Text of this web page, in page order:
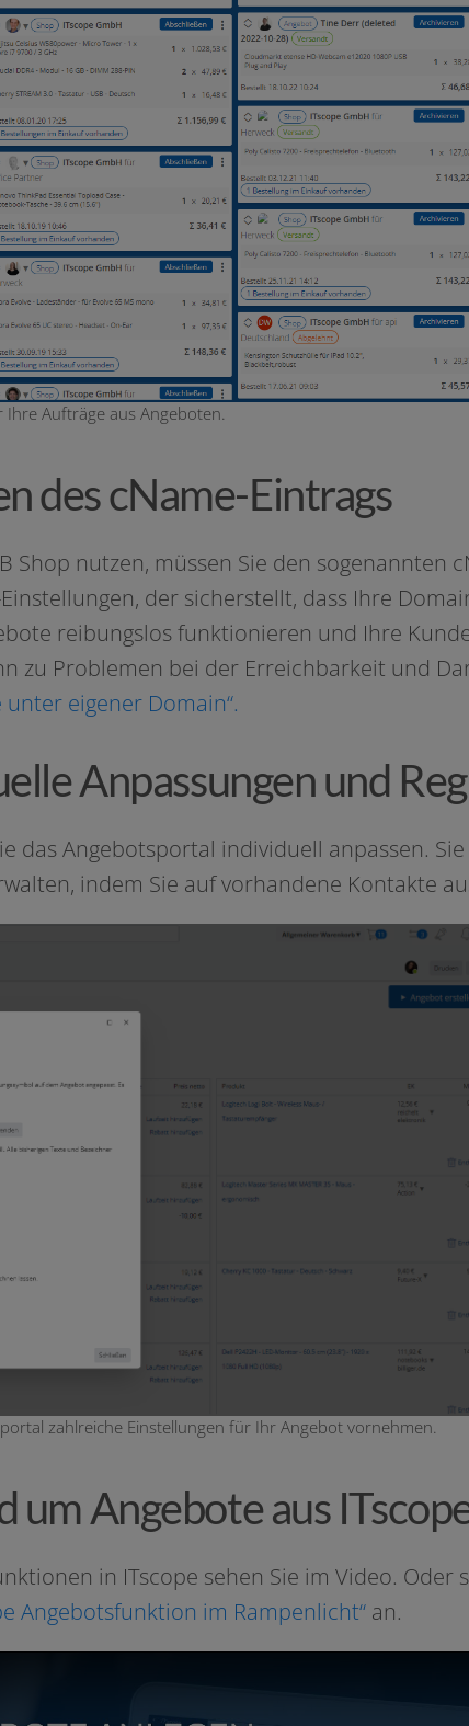
Aufträge aus Angeboten.
des cName-Eintrags
Shop nut­zen, müs­sen Sie den soge­nann­ten
der sicher­stellt, dass Ihre
rei­bungs­los funk­tio­nie­ren und Ihre
zu Problemen bei der Erreichbarkeit und
unter eige­ner Domain“.
Anpassungen und
das Angebotsportal indi­vi­du­ell anpas­sen.
indem Sie auf vor­han­de­ne Kontakte
zahlreiche Einstellungen für Ihr Angebot vornehmen.
um Angebote aus
in ITscope sehen Sie im Video.
Angebotsfunktion im Rampenlicht“an.